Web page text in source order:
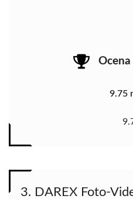
9.75
3. DAREX Foto-